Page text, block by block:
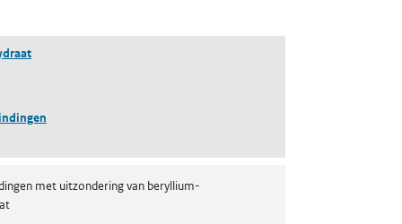
met uitzondering van beryllium-